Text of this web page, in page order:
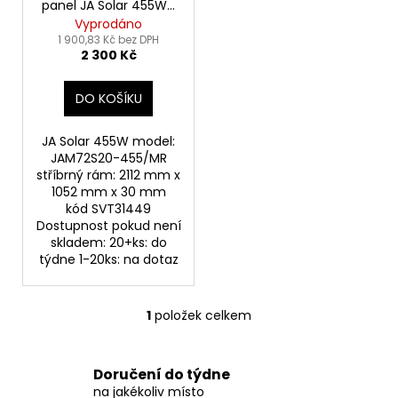
panel JA Solar 455Wp
stříbrný rám
Vyprodáno
1 900,83 Kč bez DPH
2 300 Kč
DO KOŠÍKU
JA Solar 455W model:
JAM72S20-455/MR
stříbrný rám: 2112 mm x
1052 mm x 30 mm
kód SVT31449
Dostupnost pokud není
skladem: 20+ks: do
týdne 1-20ks: na dotaz
O
l
á
1 položek celkem
Doručení do týdne
na jakékoliv místo